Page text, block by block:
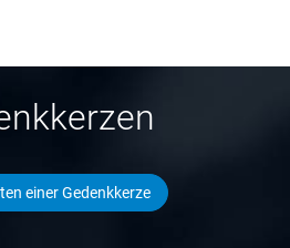
einer Gedenkkerze